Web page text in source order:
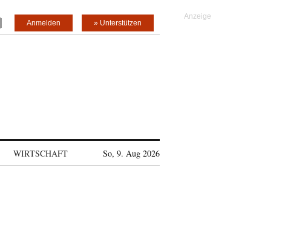
» Unterstützen
Anmelden
WIRTSCHAFT So, 9. Aug 2026